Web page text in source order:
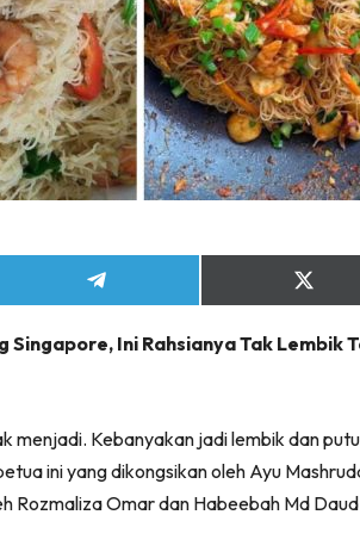
Share
on
Share
on
Ini Rahsianya Tak Lembik
menjadi. Kebanyakan jadi lembik dan
ini yang dikongsikan oleh Ayu
Rozmaliza Omar dan Habeebah Md